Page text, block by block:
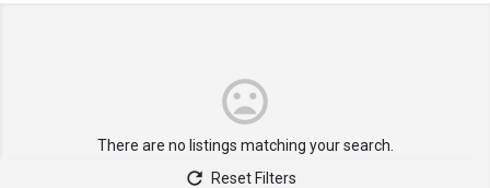
There are no listings matching your search.
Reset Filters